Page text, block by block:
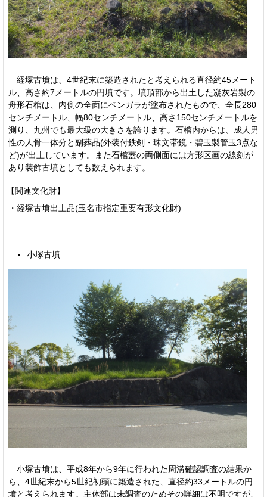
経塚古墳は、4世紀末に築造されたと考えられる直径約45メート
ル、高さ約7メートルの円墳です。墳頂部から出土した凝灰岩製の
舟形石棺は、内側の全面にベンガラが塗布されたもので、全長280
センチメートル、幅80センチメートル、高さ150センチメートルを
測り、九州でも最大級の大きさを誇ります。石棺内からは、成人男
性の人骨一体分と副葬品(外装付鉄剣・珠文帯鏡・碧玉製管玉3点な
ど)が出土しています。また石棺蓋の両側面には方形区画の線刻が
あり装飾古墳としても数えられます。
【関連文化財】
・経塚古墳出土品(玉名市指定重要有形文化財)
小塚古墳
小塚古墳は、平成8年から9年に行われた周溝確認調査の結果か
ら、4世紀末から5世紀初頭に築造された、直径約33メートルの円
墳と考えられます。主体部は未調査のためその詳細は不明ですが、